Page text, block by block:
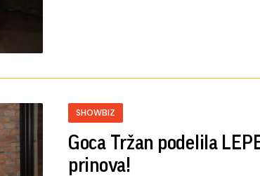
SHOWBIZ
Goca Tržan podelila
prinova!